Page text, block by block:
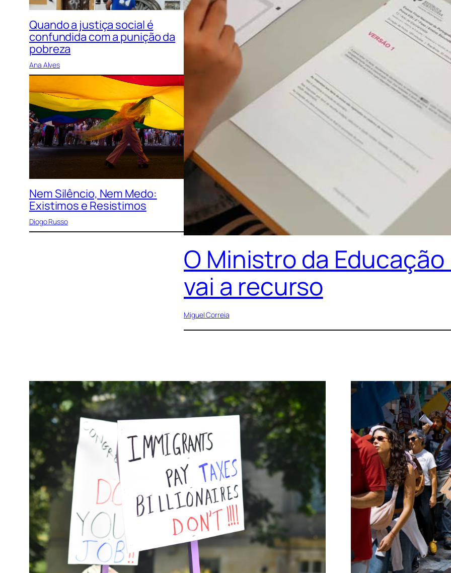
Quando a justiça social é
confundida com a punição da
pobreza
Ana Alves
Nem Silêncio, Nem Medo:
Existimos e Resistimos
Diogo Russo
O Ministro da
vai a recurso
Miguel Correia